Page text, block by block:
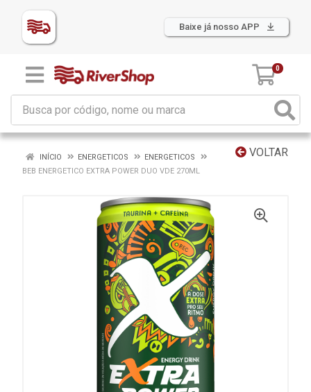
Baixe já nosso APP
0
VOLTAR
INÍCIO ENERGETICOS
ENERGETICOS
BEB ENERGETICO EXTRA POWER DUO VDE 270ML